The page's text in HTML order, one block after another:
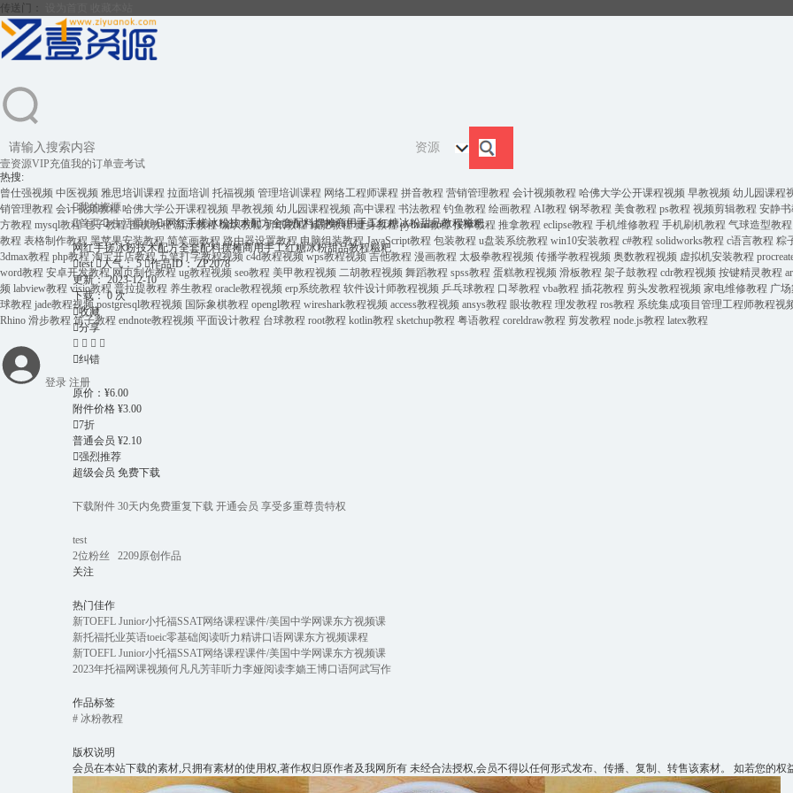
传送门：
资源
索
热搜:
曾仕强视频 中医视频 雅思培训课程 拉面培训 托福视频 管理培训课程 网络工程师课程 拼音教程 营销管理教程 会计视频教程 哈佛大学公开课程视频 早教视频 幼儿园课程
销管理教程 会计视频教程 哈佛大学公开课程视频 早教视频 幼儿园课程视频 高中课程 书法教程 钓鱼教程 绘画教程 AI教程 钢琴教程 美食教程 ps教程 视频剪辑教程 安静书
方教程 mysql教程 包子教程 围棋教程 游泳教程 编织教程 折纸教程 减肥教程 健身教程 python教程 按摩教程 推拿教程 eclipse教程 手机维修教程 手机刷机教程 气球造型教程
教程 表格制作教程 黑苹果安装教程 简笔画教程 路由器设置教程 电脑组装教程 JavaScript教程 包装教程 u盘装系统教程 win10安装教程 c#教程 solidworks教程 c语言教程 粽
3dmax教程 php教程 淘宝开店教程 五笔打字教程视频 c4d教程视频 wps教程视频 吉他教程 漫画教程 太极拳教程视频 传播学教程视频 奥数教程视频 虚拟机安装教程
word教程 安卓开发教程 网页制作教程 ug教程视频 seo教程 美甲教程视频 二胡教程视频 舞蹈教程 spss教程 蛋糕教程视频 滑板教程 架子鼓教程 cdr教程视频 按键精灵教程
频 labview教程 visio教程 普拉提教程 养生教程 oracle教程视频 erp系统教程 软件设计师教程视频 乒乓球教程 口琴教程 vba教程 插花教程 剪头发教程视频 家电维修教程 广
球教程 jade教程视频 postgresql教程视频 国际象棋教程 opengl教程 wireshark教程视频 access教程视频 ansys教程 眼妆教程 理发教程 ros教程 系统集成项目管理工程师教程视
Rhino 滑步教程 笛子教程 endnote教程视频 平面设计教程 台球教程 root教程 kotlin教程 sketchup教程 粤语教程 coreldraw教程 剪发教程 node.js教程 latex教程
登录 注册
壹资源VIP充值我的订单壹考试
我的资源
首页  生活爱好  网红手搓冰粉技术配方全套配料摆摊商用手工红糖冰粉甜品教程糍粑
网红手搓冰粉技术配方全套配料摆摊商用手工红糖冰粉甜品教程糍粑
test 人气：5 作品ID：ZP2078
更新： 2023-12-10
下载： 0 次
收藏
分享
   
纠错
原价： ¥6.00
附件价格 ¥3.00
7折
普通会员 ¥2.10
强烈推荐
超级会员 免费下载
下载附件 30天内免费重复下载 开通会员 享受多重尊贵特权
test
2位粉丝 2209原创作品
关注
热门佳作
新TOEFL Junior小托福SSAT网络课程课件/美国中学网课东方视频课
新托福托业英语toeic零基础阅读听力精讲口语网课东方视频课程
新TOEFL Junior小托福SSAT网络课程课件/美国中学网课东方视频课
2023年托福网课视频何凡凡芳菲听力李娅阅读李嫱王博口语阿武写作
作品标签
# 冰粉教程
版权说明
会员在本站下载的素材,只拥有素材的使用权,著作权归原作者及我网所有 未经合法授权,会员不得以任何形式发布、传播、复制、转售该素材。 如若您的权